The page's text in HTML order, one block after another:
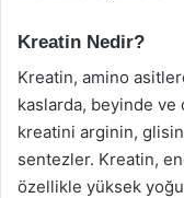
Kreatin Nedir?
Kreatin, amino
kaslarda, beyinde
kreatini arginin,
sentezler. Kreatin,
özellikle yüksek